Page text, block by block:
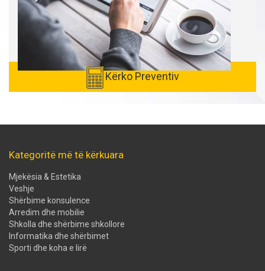
Kërko Preventiv
Kategoritë më të kërkuara
Mjekësia & Estetika
Veshje
Shërbime konsulence
Arredim dhe mobilie
Shkolla dhe shërbime shkollore
Informatika dhe shërbimet
Sporti dhe koha e lirë